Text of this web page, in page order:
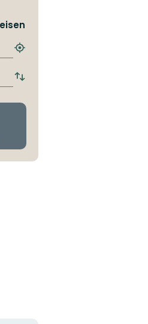
Nächstgelegene
finden
Abfahrts-
Ankunftshaltestellen